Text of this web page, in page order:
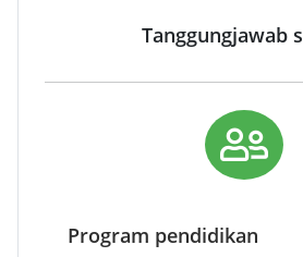
Tanggungjawab
Program pendidikan